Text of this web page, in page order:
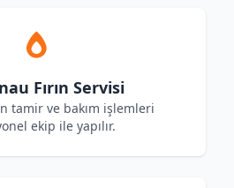
Fırın Servisi
tamir ve bakım işlemleri
ekip ile yapılır.